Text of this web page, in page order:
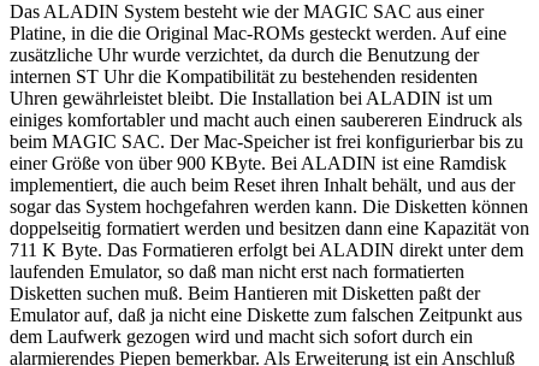
Das ALADIN System besteht wie der MAGIC SAC aus einer
Platine, in die die Original Mac-ROMs gesteckt werden. Auf eine
zusätzliche Uhr wurde verzichtet, da durch die Benutzung der
internen ST Uhr die Kompatibilität zu bestehenden residenten
Uhren gewährleistet bleibt. Die Installation bei ALADIN ist um
einiges komfortabler und macht auch einen saubereren Eindruck als
beim MAGIC SAC. Der Mac-Speicher ist frei konfigurierbar bis zu
einer Größe von über 900 KByte. Bei ALADIN ist eine Ramdisk
implementiert, die auch beim Reset ihren Inhalt behält, und aus der
sogar das System hochgefahren werden kann. Die Disketten können
doppelseitig formatiert werden und besitzen dann eine Kapazität von
711 K Byte. Das Formatieren erfolgt bei ALADIN direkt unter dem
laufenden Emulator, so daß man nicht erst nach formatierten
Disketten suchen muß. Beim Hantieren mit Disketten paßt der
Emulator auf, daß ja nicht eine Diskette zum falschen Zeitpunkt aus
dem Laufwerk gezogen wird und macht sich sofort durch ein
alarmierendes Piepen bemerkbar. Als Erweiterung ist ein Anschluß